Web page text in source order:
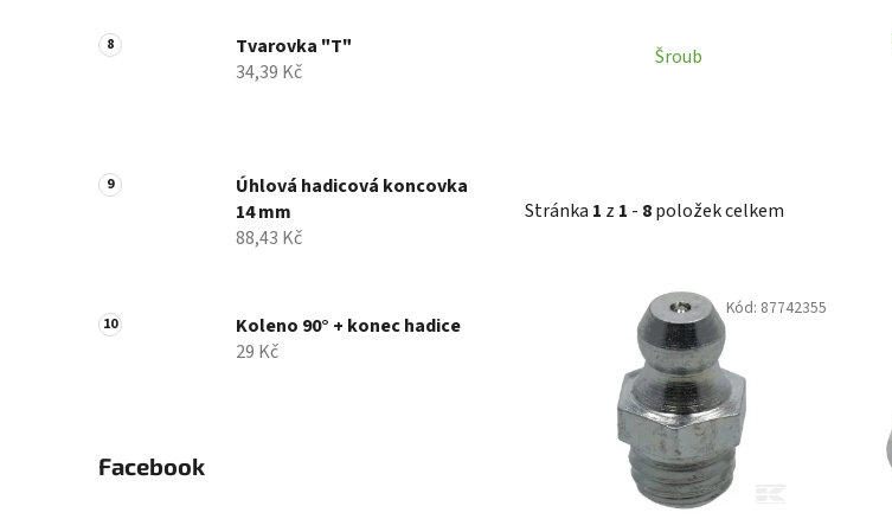
Tvarovka "T"
34,39 Kč
Úhlová hadicová koncovka
14 mm
88,43 Kč
Koleno 90° + konec hadice
29 Kč
Facebook
Šroub
Stránka 1 z 1 - 8položek celkem
Kód: 87742355